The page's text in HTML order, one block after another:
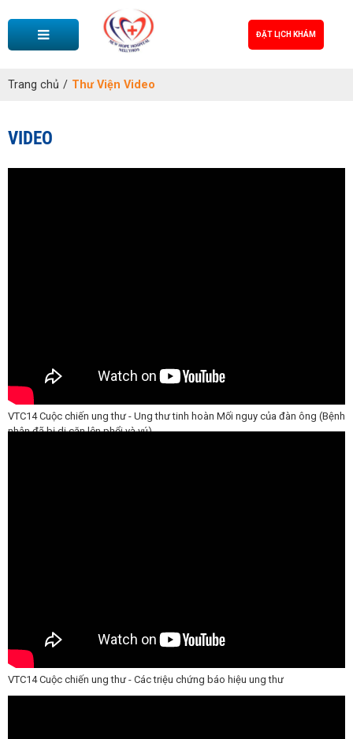
ĐẶT LỊCH KHÁM
Trang chủ / Thư Viện Video
VIDEO
VTC14 Cuộc chiến ung thư - Ung thư tinh hoàn Mối nguy của đàn ông (Bệnh
nhân đã bị di căn lên phổi và vú)
VTC14 Cuộc chiến ung thư - Các triệu chứng báo hiệu ung thư